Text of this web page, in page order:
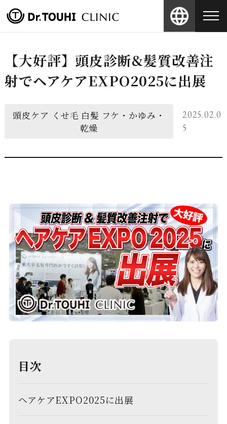
【大好評】頭皮診断&髪質改善注
射でヘアケアEXPO2025に出展
頭皮ケア くせ毛 白髪 フケ・かゆみ・
乾燥
2025.02.0
5
目次
ヘアケアEXPO2025に出展